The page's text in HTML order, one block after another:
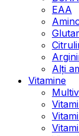
EAA
Alți
Vitamine